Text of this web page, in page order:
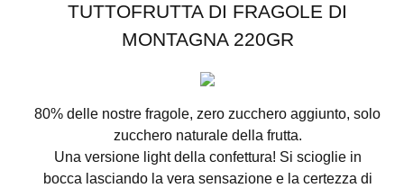
TUTTOFRUTTA DI FRAGOLE DI
MONTAGNA 220GR
80% delle nostre fragole, zero zucchero aggiunto, solo
zucchero naturale della frutta.
Una versione light della confettura! Si scioglie in
bocca lasciando la vera sensazione e la certezza di